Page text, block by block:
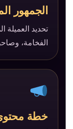
الجمهور
تحديد العميلة
الفخامة،
خطة